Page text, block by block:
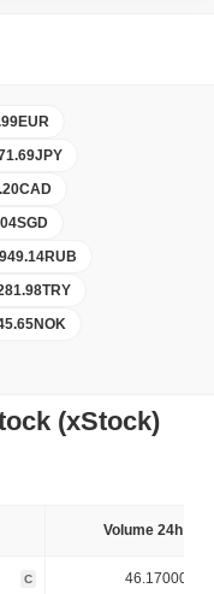
EUR
JPY
CAD
SGD
RUB
TRY
NOK
(xStock)
Volume 24h (%)
C 46.170000%